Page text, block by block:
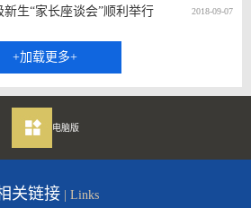
2018-09-07
新生“家长座谈会”顺利举行
+加载更多+
电脑版
关链接 | Links